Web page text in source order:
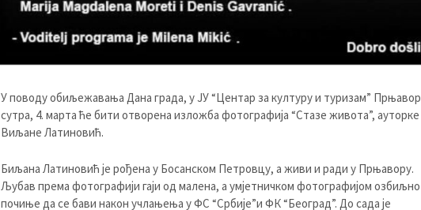
У поводу обиљежавања Дана града, у ЈУ “Центар за културу и туризам” Прњавор
сутра, 4. марта ће бити отворена изложба фотографија “Стазе живота”, ауторке
Виљане Латиновић.
Биљана Латиновић је рођена у Босанском Петровцу, а живи и ради у Прњавору.
Љубав према фотографији гаји од малена, а умјетничком фотографијом озбиљно
почиње да се бави након учлањења у ФС “Србије”и ФК “Београд”. До сада је